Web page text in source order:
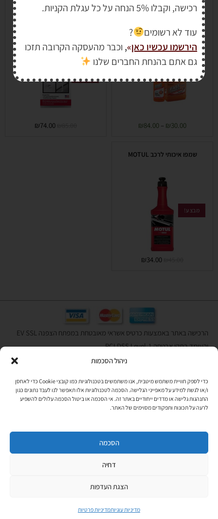
ניהול הסכמות
כדי לספק חוויית משתמש מיטבית, אנו משתמשים בטכנולוגיות כמו קובצי Cookie כדי לאחסן
ו/או לגשת למידע על מאפייני הגלישה. הסכמה לטכנולוגיות אלו תאפשר לנו לעבד נתונים כגון
התנהגות גלישה או מדדים ייחודיים באתר זה. אי הסכמה או ביטול הסכמה עלולים להשפיע
לרעה על תכונות ותפקודים מסוימים של האתר.
הסכמה
דחיה
הצגת העדפות
מדיניות עוגיותמדיניות פרטיות
משחה מקצועית ללא מים לניקוי
₪30.00
–
₪84.00
₪74.00
שמפו איכותי לרכב MOTUL
מבצע!
₪34.00
הרכישה באתר באמצעות כרטיס אשראי מאובטחת במפתח הצפנה EV SSL
והעומד בתקן אבטחה PCI DSS Level-1
לתקנון האתר»
תהיו בקשר
להטריד. רק טיפים לשימושכם, מידע על דברים חדשים בחנות, מבצעים
וכדומה. מוזמנים להקליד את כתובת המייל שלכם:
רכישה, וקבלו 5% הנחה על כל עגלת הקניות.
עוד לא רשומים
?
הירשמו עכשיו כאן»
, וכבר מהעסקה הקרובה תזכו
גם אתם בהנחת החברים שלנו